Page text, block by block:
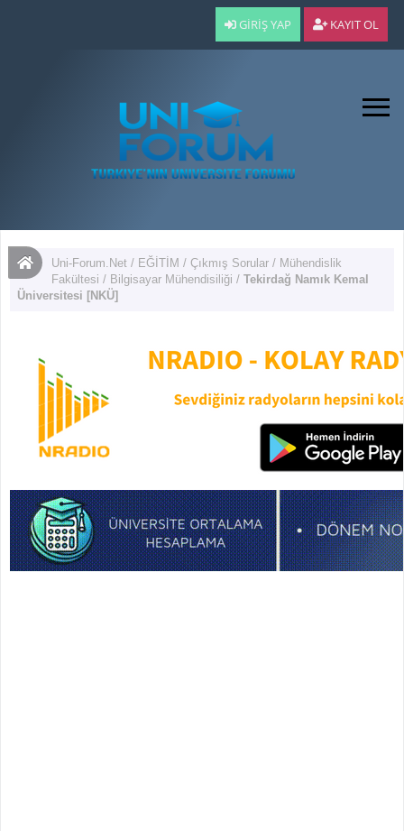
GIRIŞ YAP KAYIT OL
Uni-Forum.Net / EĞİTİM /Çıkmış Sorular / Mühendislik
Fakültesi / Bilgisayar Mühendisiliği /Tekirdağ Namık Kemal
Üniversitesi [NKÜ]